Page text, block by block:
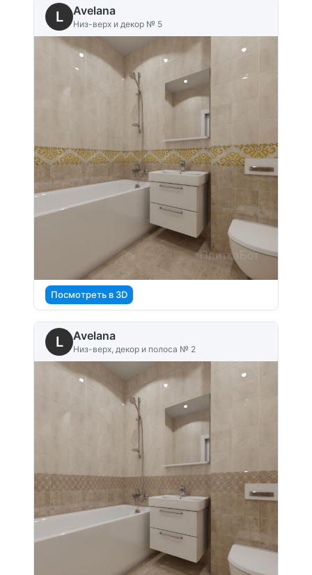
L Avelana
Низ-верх и декор № 5
Посмотреть в 3D
L Avelana
Низ-верх, декор и полоса № 2